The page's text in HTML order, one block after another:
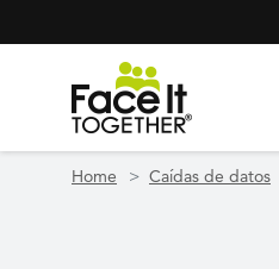
Home Caídas de datos